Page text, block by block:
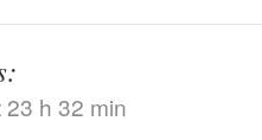
h 32 min